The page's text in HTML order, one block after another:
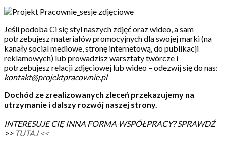
Jeśli podoba Ci się styl naszych zdjęć oraz wideo, a sam
potrzebujesz materiałów promocyjnych dla swojej marki (na
kanały social mediowe, stronę internetową, do publikacji
reklamowych) lub prowadzisz warsztaty twórcze i
potrzebujesz relacji zdjęciowej lub wideo – odezwij się do nas:
kontakt@projektpracownie.pl
Dochód ze zrealizowanych zleceń przekazujemy na
utrzymanie i dalszy rozwój naszej strony.
INTERESUJE CIĘ INNA FORMA WSPÓŁPRACY? SPRAWDŹ
>> TUTAJ <<